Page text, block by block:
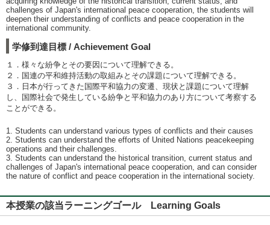
challenges of Japan's international peace cooperation, the students will
deepen their understanding of conflicts and peace cooperation in the
international community.
学修到達目標 / Achievement Goal
１．様々な紛争とその要因について理解できる。
２．国連の平和維持活動の取組みとその課題について理解できる。
３．日本が行ってきた国際平和協力の変遷、現状と課題について理解
し、国際社会で発生している紛争と平和協力のあり⽅について考察する
ことができる。
1. Students can understand various types of conflicts and their causes
2. Students can understand the efforts of United Nations peacekeeping
operations and their challenges.
3. Students can understand the historical transition, current status and
challenges of Japan's international peace cooperation, and can consider
the nature of conflict and peace cooperation in the international society.
本授業の該当ラーニングゴール Learning Goals